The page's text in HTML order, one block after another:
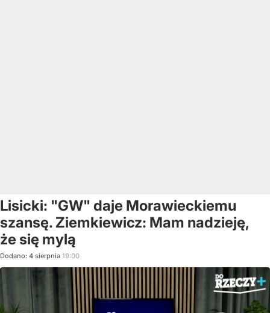
Lisicki: "GW" daje Morawieckiemu
szansę. Ziemkiewicz: Mam nadzieję,
że się mylą
Dodano: 4 sierpnia 19:00